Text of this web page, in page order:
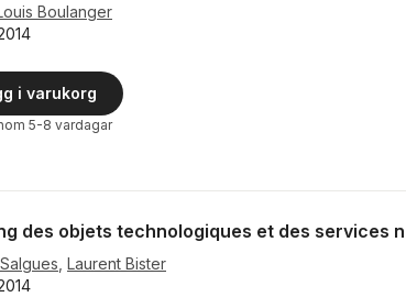
Boulanger
i varukorg
5-8 vardagar
des objets technologiques et des services
Laurent Bister